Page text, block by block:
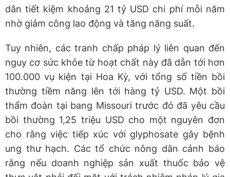
dân tiết kiệm khoảng 21 tỷ USD chi phí mỗi năm
nhờ giảm công lao động và tăng năng suất.
Tuy nhiên, các tranh chấp pháp lý liên quan đến
nguy cơ sức khỏe từ hoạt chất này đã dẫn tới hơn
100.000 vụ kiện tại Hoa Kỳ, với tổng số tiền bồi
thường tiềm năng lên tới hàng tỷ USD. Một bồi
thẩm đoàn tại bang Missouri trước đó đã yêu cầu
bồi thường 1,25 triệu USD cho một nguyên đơn
cho rằng việc tiếp xúc với glyphosate gây bệnh
ung thư hạch. Các tổ chức nông dân cảnh báo
rằng nếu doanh nghiệp sản xuất thuốc bảo vệ